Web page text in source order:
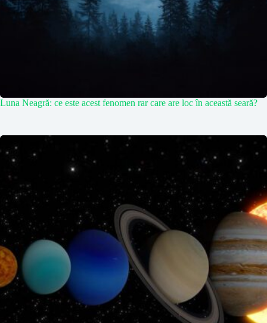
Luna Neagră: ce este acest fenomen rar care are loc în această seară?